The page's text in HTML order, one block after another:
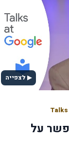
▶ לצפייה
על